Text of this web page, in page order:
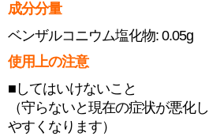
成分分量
ベンザルコニウム塩化物: 0.05g
使用上の注意
■してはいけないこと
（守らないと現在の症状が悪化
やすくなります）